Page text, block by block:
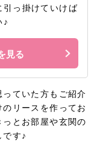
引っ掛けていけば
♪
見る
ていた方もご紹介
リースを作ってお
とお部屋や玄関の
す♪